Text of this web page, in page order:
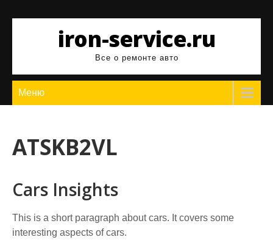
содержимомуiron-service.ru
Все о ремонте авто
Меню
ATSKB2VL
Cars Insights
This is a short paragraph about cars. It covers some
interesting aspects of cars.